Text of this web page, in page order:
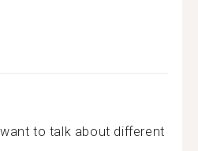
to talk about different